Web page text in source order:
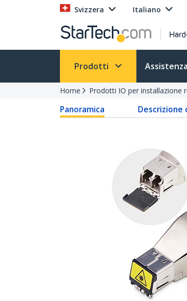
Svizzera Italiano
Prodotti Assistenza
Home Prodotti IO per installazione
Panoramica